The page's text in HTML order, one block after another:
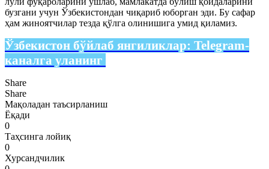
бузгани учун Ўзбекистондан чиқариб юборган эди. Бу сафар
ҳам жиноятчилар тезда қўлга олинишига умид қиламиз.
Ўзбекистон бўйлаб янгиликлар: Telegram-
каналга уланинг
Share
Share
Мақоладан таъсирланиш
Ёқади
0
Таҳсинга лойиқ
0
Хурсандчилик